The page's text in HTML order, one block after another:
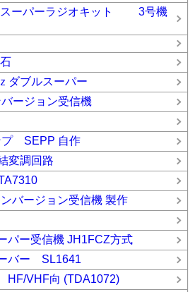
ーパーラジオキット 3号機
ダブルスーパー
ージョン受信機
プ SEPP 自作
変調回路
バージョン受信機 製作
パー受信機 JH1FCZ方式
バー SL1641
HF/VHF向 (TDA1072)